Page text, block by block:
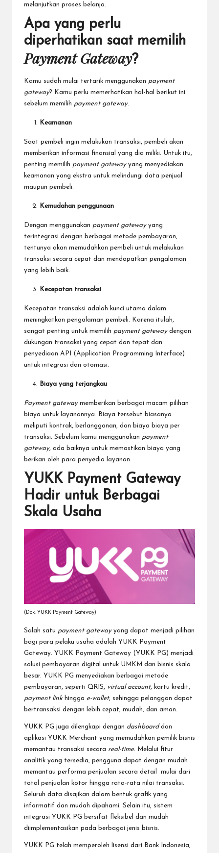
melanjutkan proses belanja.
Apa yang perlu
diperhatikan saat memilih
Payment Gateway?
Kamu sudah mulai tertarik menggunakan payment
gateway? Kamu perlu memerhatikan hal-hal berikut ini
sebelum memilih payment gateway.
Keamanan
Saat pembeli ingin melakukan transaksi, pembeli akan
memberikan informasi finansial yang dia miliki. Untuk itu,
penting memilih payment gatewayyang menyediakan
keamanan yang ekstra untuk melindungi data penjual
maupun pembeli.
Kemudahan penggunaan
Dengan menggunakan payment gatewayyang
terintegrasi dengan berbagai metode pembayaran,
tentunya akan memudahkan pembeli untuk melakukan
transaksi secara cepat dan mendapatkan pengalaman
yang lebih baik.
Kecepatan transaksi
Kecepatan transaksi adalah kunci utama dalam
meningkatkan pengalaman pembeli. Karena itulah,
sangat penting untuk memilih payment gatewaydengan
dukungan transaksi yang cepat dan tepat dan
penyediaan API (Application Programming Interface)
untuk integrasi dan otomasi.
Biaya yang terjangkau
Payment gatewaymemberikan berbagai macam pilihan
biaya untuk layanannya. Biaya tersebut biasanya
meliputi kontrak, berlangganan, dan biaya biaya per
transaksi. Sebelum kamu menggunakan payment
gateway, ada baiknya untuk memastikan biaya yang
berikan oleh para penyedia layanan.
YUKK Payment Gateway
Hadir untuk Berbagai
Skala Usaha
(Dok: YUKK Payment Gateway)
Salah satu payment gatewayyang dapat menjadi pilihan
bagi para pelaku usaha adalah YUKK Payment
Gateway. YUKK Payment Gateway (YUKK PG) menjadi
solusi pembayaran digital untuk UMKM dan bisnis skala
besar. YUKK PG menyediakan berbagai metode
pembayaran, seperti QRIS, virtual account, kartu kredit,
payment link hingga e-wallet, sehingga pelanggan dapat
bertransaksi dengan lebih cepat, mudah, dan aman.
YUKK PG juga dilengkapi dengan dashboard dan
aplikasi YUKK Merchant yang memudahkan pemilik bisnis
memantau transaksi secara real-time. Melalui fitur
analitik yang tersedia, pengguna dapat dengan mudah
memantau performa penjualan secara detail mulai dari
total penjualan kotor hingga rata-rata nilai transaksi.
Seluruh data disajikan dalam bentuk grafik yang
informatif dan mudah dipahami. Selain itu, sistem
integrasi YUKK PG bersifat fleksibel dan mudah
diimplementasikan pada berbagai jenis bisnis.
YUKK PG telah memperoleh lisensi dari Bank Indonesia,